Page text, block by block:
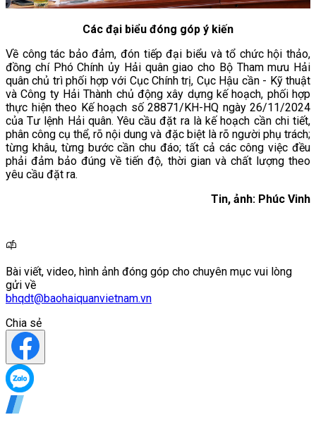
Các đại biểu đóng góp ý kiến
Về công tác bảo đảm, đón tiếp đại biểu và tổ chức hội thảo,
đồng chí Phó Chính ủy Hải quân giao cho Bộ Tham mưu Hải
quân chủ trì phối hợp với Cục Chính trị, Cục Hậu cần - Kỹ thuật
và Công ty Hải Thành chủ động xây dựng kế hoạch, phối hợp
thực hiện theo Kế hoạch số 28871/KH-HQ ngày 26/11/2024
của Tư lệnh Hải quân. Yêu cầu đặt ra là kế hoạch cần chi tiết,
phân công cụ thể, rõ nội dung và đặc biệt là rõ người phụ trách;
từng khâu, từng bước cần chu đáo; tất cả các công việc đều
phải đảm bảo đúng về tiến độ, thời gian và chất lượng theo
yêu cầu đặt ra.
Tin, ảnh: Phúc Vinh
Bài viết, video, hình ảnh đóng góp cho chuyên mục vui lòng
gửi về
bhqdt@baohaiquanvietnam.vn
Chia sẻ